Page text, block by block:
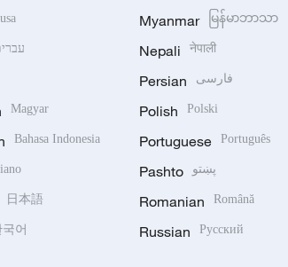
Magyar
Bahasa Indonesia
日本語
국어
Myanmar မြန်မာဘာသာ
Nepali नेपाली
Persian فارسی
Polish Polski
Portuguese Português
Pashto پښتو
Romanian Română
Russian Русский